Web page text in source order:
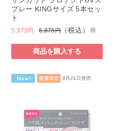
プレー KINGサイズ 5本セッ
ト
5,373円 6,875円 （税込）※
商品を購入する
8月21日発売